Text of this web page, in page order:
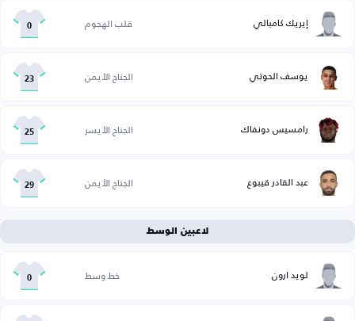
إيريك كامبالي قلب الهجوم 0
يوسف الحوتي الجناح الأيمن 23
رامسيس دونفاك الجناح الأيسر 25
عبد القادر قيبوع الجناح الأيمن 29
لاعبين الوسط
لويد ارون خط وسط 0